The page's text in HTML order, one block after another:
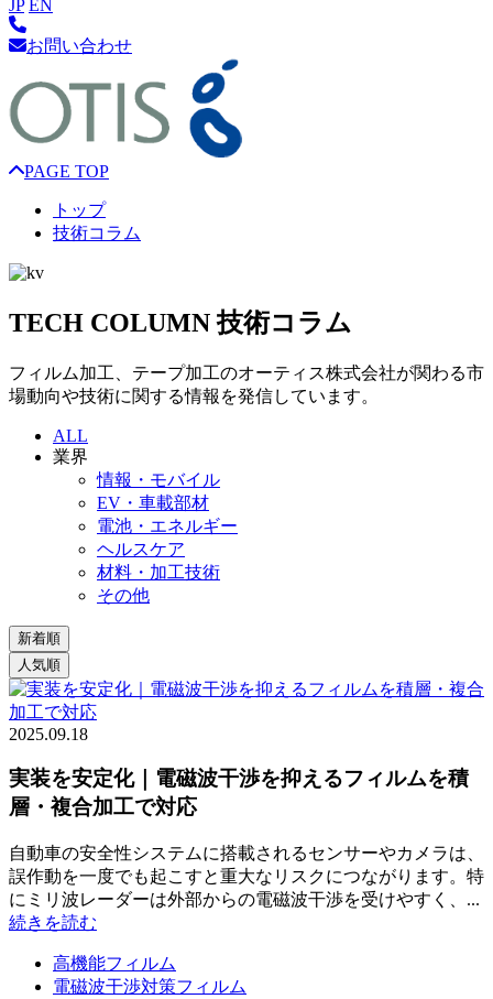
JP EN
お問い合わせ
PAGE TOP
トップ
技術コラム
TECH COLUMN 技術コラム
フィルム加工、テープ加工のオーティス株式会社が関わる市
場動向や技術に関する情報を発信しています。
ALL
業界
情報・モバイル
EV・車載部材
電池・エネルギー
ヘルスケア
材料・加工技術
その他
2025.09.18
実装を安定化｜電磁波干渉を抑えるフィルムを積
層・複合加工で対応
自動車の安全性システムに搭載されるセンサーやカメラは、
誤作動を一度でも起こすと重大なリスクにつながります。特
にミリ波レーダーは外部からの電磁波干渉を受けやすく、...
続きを読む
高機能フィルム
電磁波干渉対策フィルム